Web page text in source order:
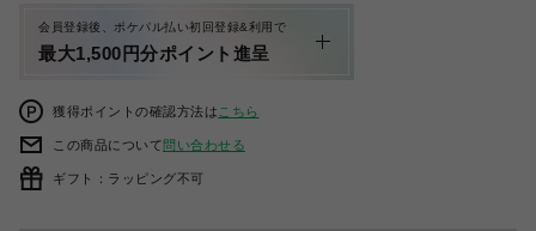
会員登録後、ポケパル払い初回登録&利用で
最大1,500円分ポイント進呈
獲得ポイントの確認方法は こちら
この商品について問い合わせる
ギフト：ラッピング不可